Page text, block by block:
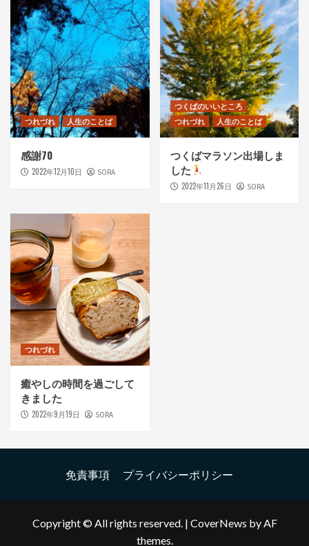
つれづれ 人生のことば
感謝70
2022年12月10日 SORA
つくばのいいところ
つれづれ
人生のことば
つくばマラソン出場しま
した
2022年11月26日 SORA
つれづれ
癒やしの時間を過ごして
きました
2022年9月19日 SORA
免責事項 プライバシーポリシー
Copyright © All rights reserved. | CoverNews by AF
themes.